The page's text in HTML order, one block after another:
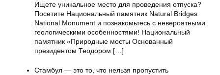
Ищете уникальное место для проведения отпуска?
Посетите Национальный памятник Natural Bridges
National Monument и познакомьтесь с невероятными
геологическими особенностями! Национальный
памятник «Природные мосты Основанный
президентом Теодором […]
Стамбул — это то, что нельзя пропустить